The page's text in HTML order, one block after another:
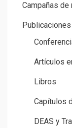
Campañas de
Artículos
Libros
Capítulos
DEAS y